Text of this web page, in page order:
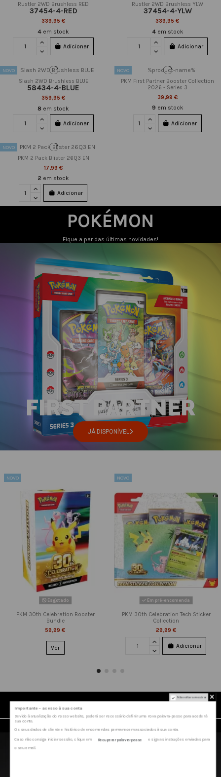
Rustler 2WD Brushless RED
37454-4-RED
339,95 €
4 em stock
Adicionar
Rustler 2WD Brushless YLW
37454-4-YLW
339,95 €
4 em stock
Adicionar
NOVO
Slash 2WD Brushless BLUE
58434-4-BLUE
359,95 €
8 em stock
Adicionar
NOVO
PKM First Partner Booster Collection
2026 - Series 3
39,99 €
9 em stock
Adicionar
NOVO
PKM 2 Pack Blister 26Q3 EN
17,99 €
2 em stock
Adicionar
POKÉMON
Fique a par das últimas novidades!
JÁ DISPONÍVEL
FIRST PARTNER
NOVO
Esgotado
PKM 30th Celebration Booster
Bundle
59,99 €
Ver
NOVO
Em pré-encomenda
PKM 30th Celebration Tech Sticker
Collection
29,99 €
Adicionar
Não voltar a mostrar
Importante – acesso à sua conta
Devido à atualização do nosso website, poderá ser necessário definir uma nova palavra-passe para aceder à
sua conta.
Os seus dados de cliente e histórico de encomendas permanecem associados à sua conta.
Caso não consiga iniciar sessão, clique em Recuperar palavra-passe
e siga as instruções enviadas para
o seu email.